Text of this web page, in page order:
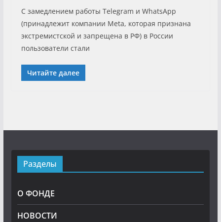
С замедлением работы Telegram и WhatsApp
(принадлежит компании Meta, которая признана
экстремистской и запрещена в РФ) в России
пользователи стали
Читайте далее
Разделы
О ФОНДЕ
НОВОСТИ